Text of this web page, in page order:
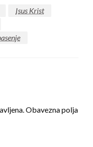
Isus Krist
Obavezna polja